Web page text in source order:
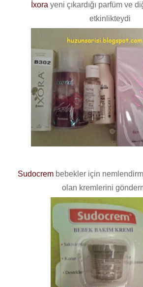
İxora yeni çıkardığı parfüm ve
etkinlikteydi
Sudocrem bebekler için
olan kremlerini